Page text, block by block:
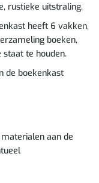
rustieke uitstraling.
heeft 6 vakken,
boeken,
te houden.
de boekenkast
aan de